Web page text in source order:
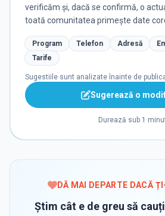
verificăm și, dacă se confirmă, o
toată comunitatea primește date
Program Telefon Adresă
Tarife
Sugestiile sunt analizate înainte de
Sugerează o
Durează sub 1
DĂ MAI DEPARTE DACĂ
Știm cât e de greu să